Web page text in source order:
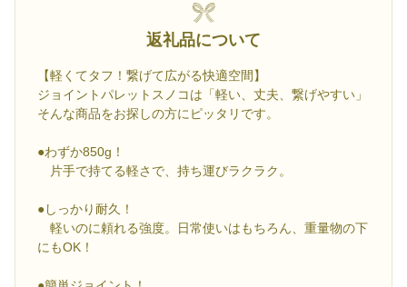
返礼品について
【軽くてタフ！繋げて広がる快適空間】
ジョイントパレットスノコは「軽い、丈夫、繋げやすい」
そんな商品をお探しの方にピッタリです。
●わずか850g！
片手で持てる軽さで、持ち運びラクラク。
●しっかり耐久！
軽いのに頼れる強度。日常使いはもちろん、重量物の下
にもOK！